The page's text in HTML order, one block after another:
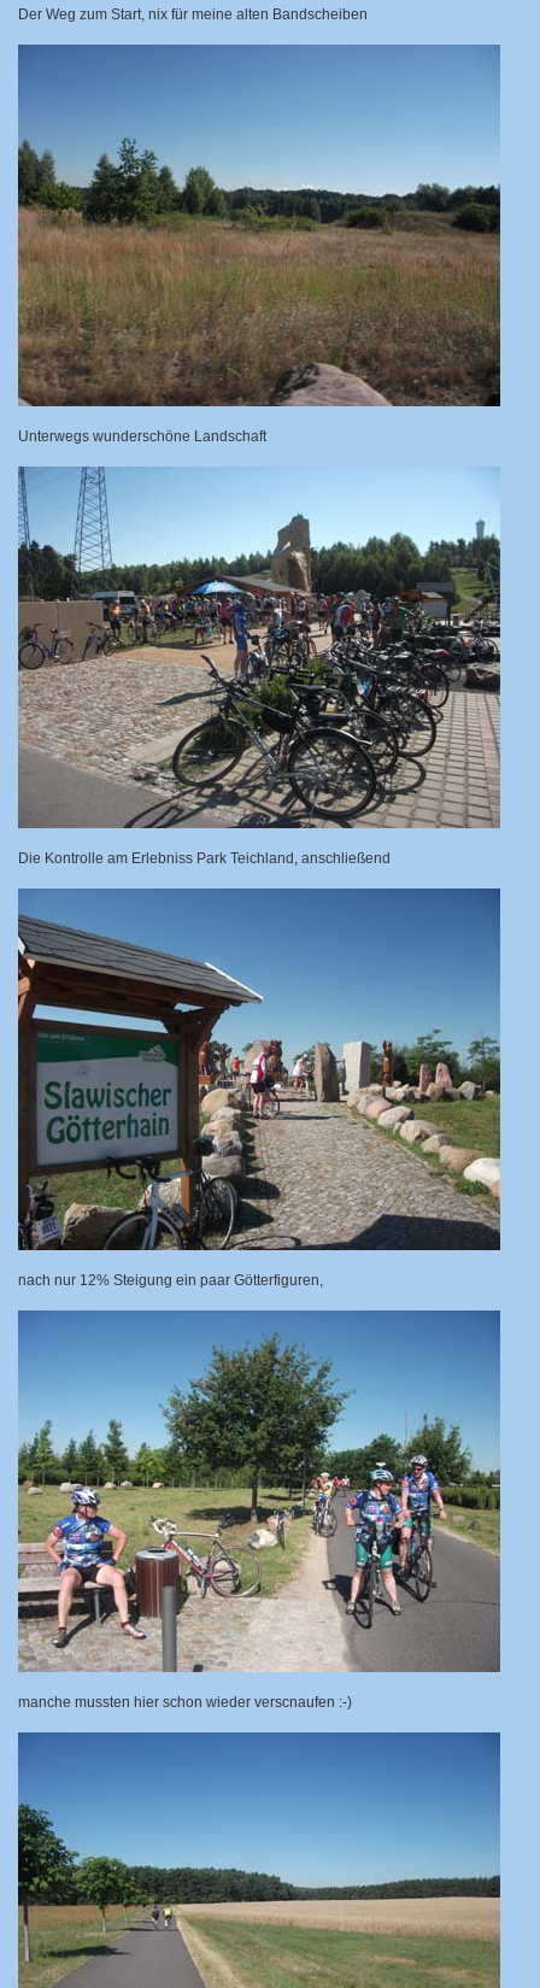
Der Weg zum Start, nix für meine alten Bandscheiben
Unterwegs wunderschöne Landschaft
Die Kontrolle am Erlebniss Park Teichland, anschließend
nach nur 12% Steigung ein paar Götterfiguren,
manche mussten hier schon wieder verscnaufen :-)